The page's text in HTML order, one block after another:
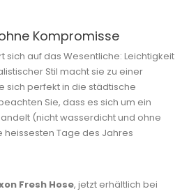
Kompromisse
sich auf das Wesentliche: Leichtigkeit
Stil macht sie zu einer
sich perfekt in die städtische
Sie, dass es sich um ein
(nicht wasserdicht und ohne
heissesten Tage des Jahres
Fresh Hose, jetzt erhältlich bei